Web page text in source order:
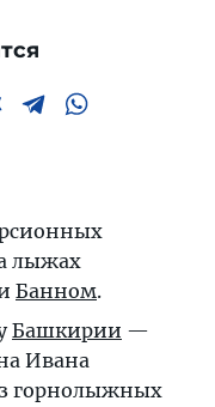
лыжах
Банном.
Башкирии —
Ивана
горнолыжных